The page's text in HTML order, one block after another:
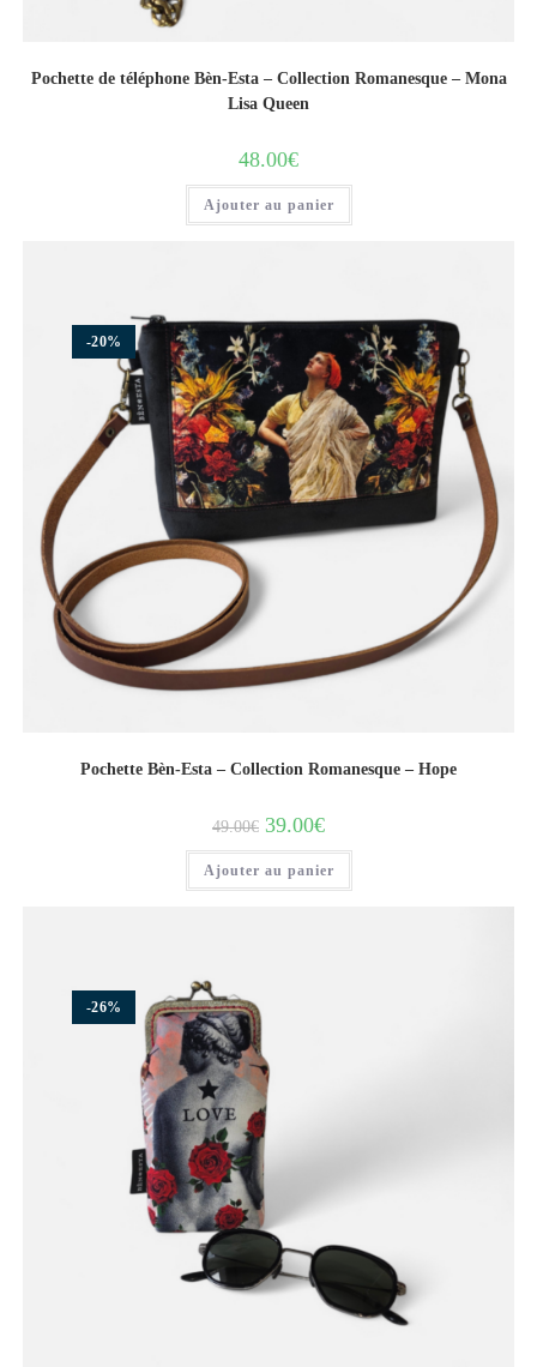
Pochette de téléphone Bèn-Esta – Collection Romanesque – Mona
Lisa Queen
48.00€
Ajouter au panier
-20%
Pochette Bèn-Esta – Collection Romanesque – Hope
49.00€ 39.00€
Ajouter au panier
-26%